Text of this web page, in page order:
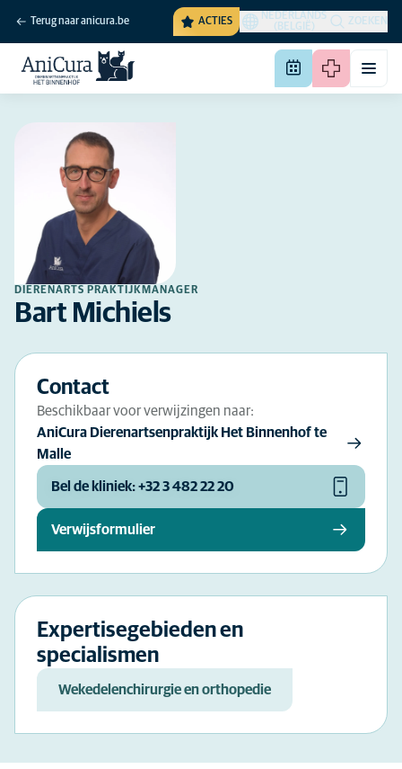
Terug naar anicura.be ACTIES
NEDERLANDS
(BELGIË)
ZOEKEN
DIERENARTS PRAKTIJKMANAGER
Bart Michiels
Contact
Beschikbaar voor verwijzingen naar:
AniCura Dierenartsenpraktijk Het Binnenhof te
Malle
Bel de kliniek: +32 3 482 22 20
Verwijsformulier
Expertisegebieden en
specialismen
Wekedelenchirurgie en orthopedie